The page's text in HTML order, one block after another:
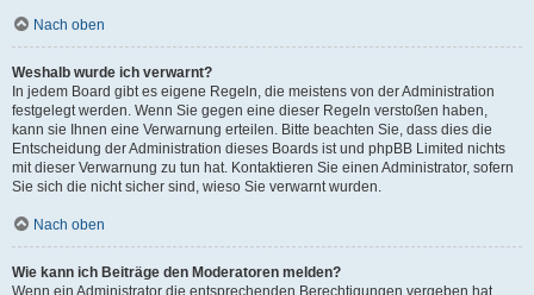
Nach oben
Weshalb wurde ich verwarnt?
In jedem Board gibt es eigene Regeln, die meistens von der Administration
festgelegt werden. Wenn Sie gegen eine dieser Regeln verstoßen haben,
kann sie Ihnen eine Verwarnung erteilen. Bitte beachten Sie, dass dies die
Entscheidung der Administration dieses Boards ist und phpBB Limited nichts
mit dieser Verwarnung zu tun hat. Kontaktieren Sie einen Administrator, sofern
Sie sich die nicht sicher sind, wieso Sie verwarnt wurden.
Nach oben
Wie kann ich Beiträge den Moderatoren melden?
Wenn ein Administrator die entsprechenden Berechtigungen vergeben hat,